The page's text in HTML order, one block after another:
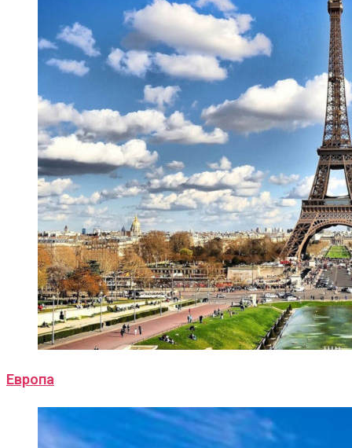
Европа